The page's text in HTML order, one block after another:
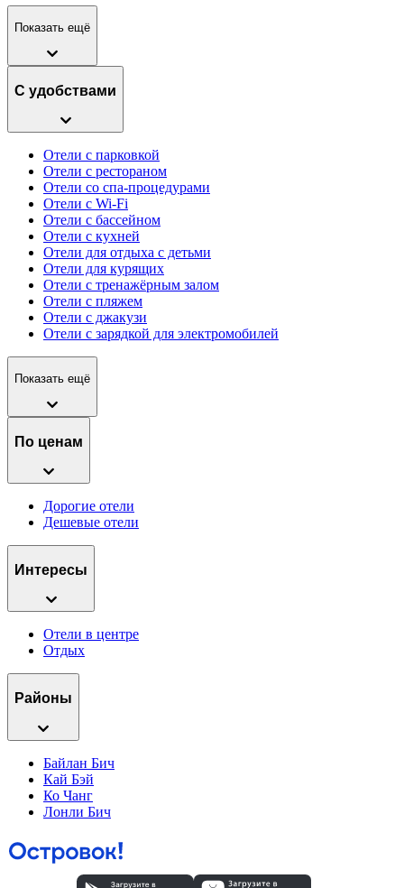
Показать ещё
С удобствами
Отели с парковкой
Отели с рестораном
Отели со спа-процедурами
Отели с Wi-Fi
Отели с бассейном
Отели с кухней
Отели для отдыха с детьми
Отели для курящих
Отели с тренажёрным залом
Отели с пляжем
Отели с джакузи
Отели с зарядкой для электромобилей
Показать ещё
По ценам
Дорогие отели
Дешевые отели
Интересы
Отели в центре
Отдых
Районы
Байлан Бич
Кай Бэй
Ко Чанг
Лонли Бич